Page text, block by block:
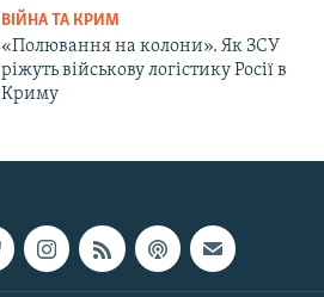
ВІЙНА ТА КРИМ
«Полювання на колони». Як ЗСУ
ріжуть військову логістику Росії в
Криму